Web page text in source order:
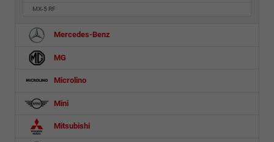
MX-5 RF
Mercedes-Benz
MG
Microlino
Mini
Mitsubishi